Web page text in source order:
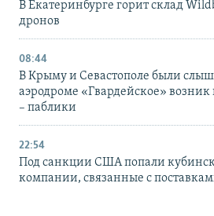
В Екатеринбурге горит склад
дронов
08:44
В Крыму и Севастополе были
аэродроме «Гвардейское»
– паблики
22:54
Под санкции США попали
компании, связанные с